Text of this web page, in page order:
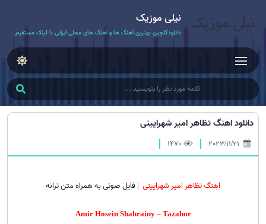
نیلی موزیک
دانلودگلچین بهترین آهنگ ها و آهنگ های محلی ایرانی با لینک مستقیم
دانلود اهنگ تظاهر امیر شهرایینی
1470
اهنگ تظاهر امیر شهرایینی | فایل صوتی به همراه متن ترانه
Amir Hosein Shahrainy – Tazahor